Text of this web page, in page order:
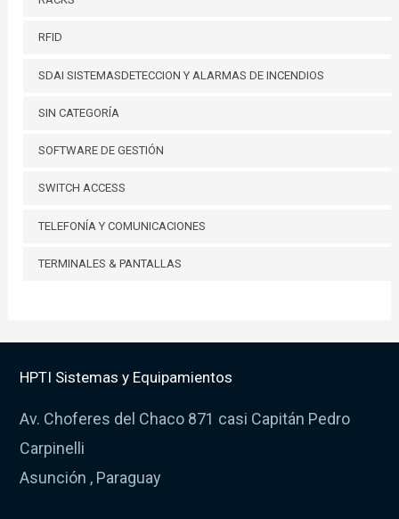
RFID
SDAI SISTEMASDETECCION Y ALARMAS DE INCENDIOS
SIN CATEGORÍA
SOFTWARE DE GESTIÓN
SWITCH ACCESS
TELEFONÍA Y COMUNICACIONES
TERMINALES & PANTALLAS
HPTI Sistemas y Equipamientos
Av. Choferes del Chaco 871 casi Capitán Pedro
Carpinelli
Asunción , Paraguay